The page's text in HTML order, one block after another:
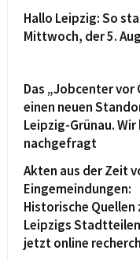
Hallo Leipzig: So
Mittwoch, der 5.
Das „Jobcenter vor
einen neuen
Leipzig-Grünau. Wir
nachgefragt
Akten aus der Zeit
Eingemeindungen:
Historische Quellen
Leipzigs
jetzt online